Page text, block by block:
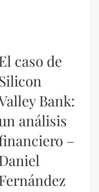
caso de
Bank:
análisis
–